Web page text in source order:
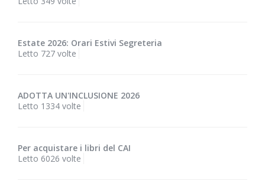
Estate 2026: Orari Estivi Segreteria
Letto 727 volte
ADOTTA UN'INCLUSIONE 2026
Letto 1334 volte
Per acquistare i libri del CAI
Letto 6026 volte